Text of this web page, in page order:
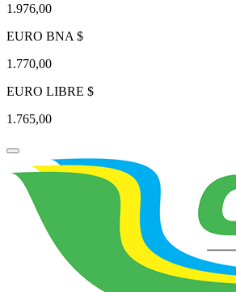
1.976,00
EURO BNA $
1.770,00
EURO LIBRE $
1.765,00